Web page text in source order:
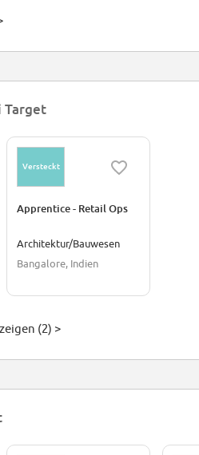
Target
Versteckt
Apprentice - Retail Ops
Architektur/Bauwesen
Bangalore, Indien
(2) >